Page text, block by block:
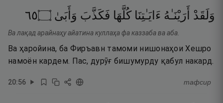
وَلَقَدْ أَرَيْنَـٰهُ ءَايَـٰتِنَا كُلَّهَا فَكَذَّبَ وَأَبَىٰ ۝٥٦
Ва лақад арайнаҳу айатина куллаҳа фа каззаба ва аба.
Ва ҳаройина, ба Фиръавн тамоми нишонаҳои Хешро
намоён кардем. Пас, дурӯғ бишумурду қабул накард.
20:56 тафсир